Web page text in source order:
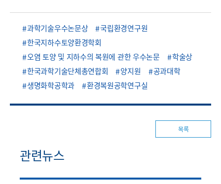
과학기술우수논문상
국립환경연구원
한국지하수토양환경학회
오염 토양 및 지하수의 복원에 관한 우수논문
학술상
한국과학기술단체총연합회
양지원
공과대학
생명화학공학과
환경복원공학연구실
목록
관련뉴스